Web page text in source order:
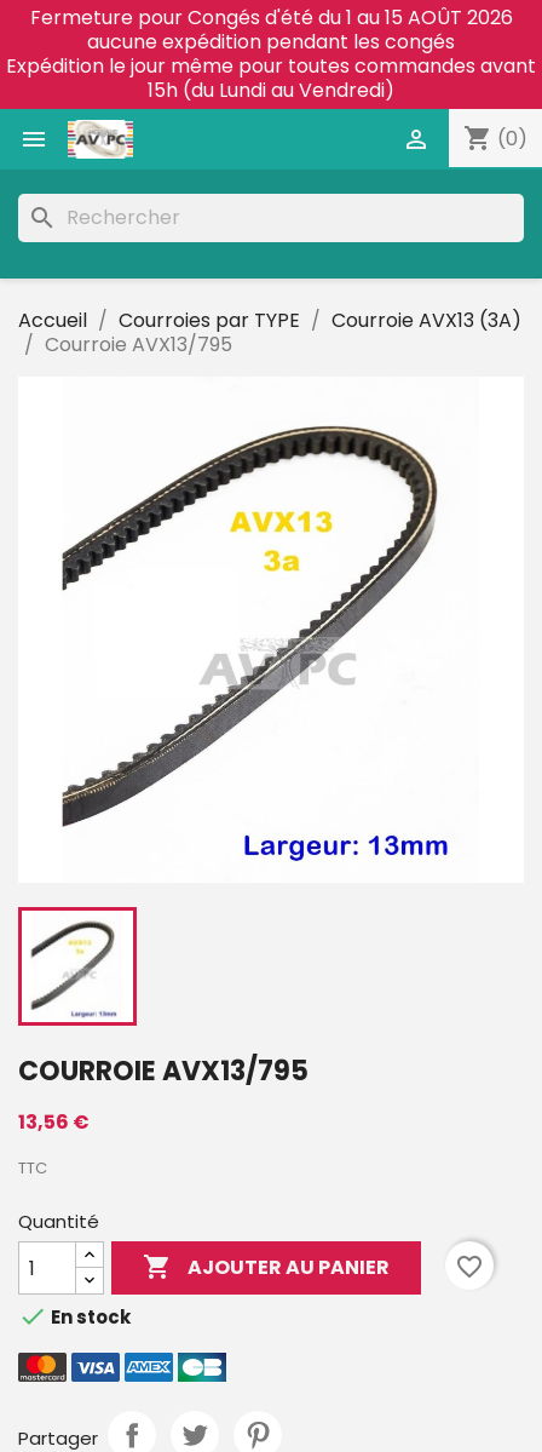
Fermeture pour Congés d'été du 1 au 15 AOÛT 2026
aucune expédition pendant les congés
Expédition le jour même pour toutes commandes avant
15h (du Lundi au Vendredi)
 shopping_cart (0)

search
Accueil Courroies par TYPE
Courroie AVX13 (3A)
Courroie AVX13/795
COURROIE AVX13/795
13,56 €
TTC
Quantité
 AJOUTER AU PANIER
favorite_border
 En stock
Partager